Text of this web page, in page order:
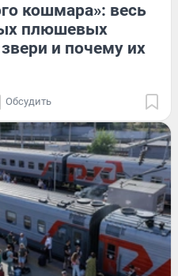
кошмара»: весь
плюшевых
и почему их
Обсудить